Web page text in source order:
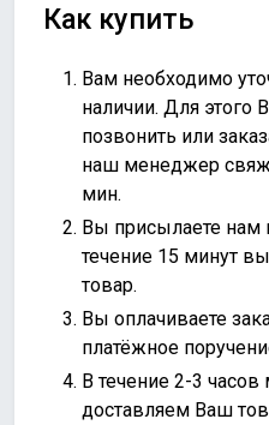
Как купить
Вам необходимо
наличии. Для
позвонить или
наш менеджер
мин.
Вы присылаете
течение 15 минут
товар.
Вы оплачиваете
платёжное
В течение 2-3
доставляем Ваш